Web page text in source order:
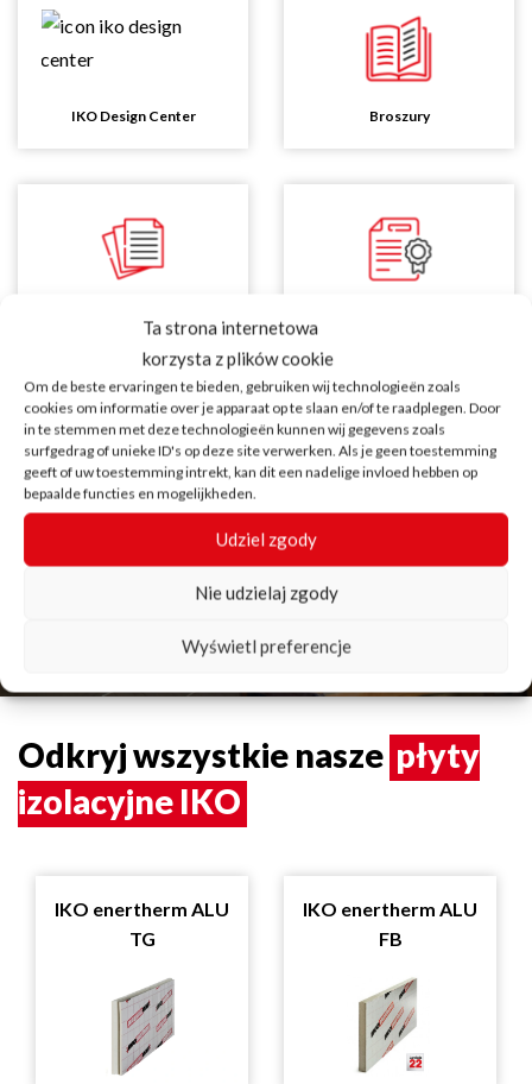
Ta strona internetowa
korzysta z plików cookie
Om de beste ervaringen te bieden, gebruiken wij technologieën zoals
cookies om informatie over je apparaat op te slaan en/of te raadplegen. Door
in te stemmen met deze technologieën kunnen wij gegevens zoals
surfgedrag of unieke ID's op deze site verwerken. Als je geen toestemming
geeft of uw toestemming intrekt, kan dit een nadelige invloed hebben op
bepaalde functies en mogelijkheden.
Udziel zgody
Nie udzielaj zgody
Wyświetl preferencje
IKO Design Center Broszury
Chcę zadaćpytanie
Izolacji poddaszy
Odkryj wszystkie nasze płyty
izolacyjne IKO
IKO enertherm ALU
TG
IKO enertherm ALU
FB